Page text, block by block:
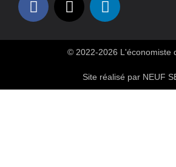
© 2022-2026 L'économiste
Site réalisé par NEUF